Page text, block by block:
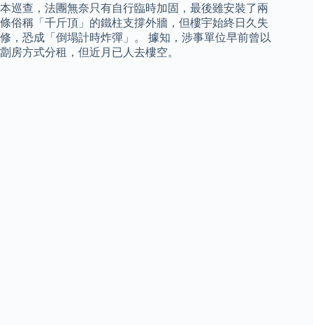
本巡查，法團無奈只有自行臨時加固，最後雖安裝了兩
條俗稱「千斤頂」的鐵柱支撐外牆，但樓宇始終日久失
修，恐成「倒塌計時炸彈」。 據知，涉事單位早前曾以
劏房方式分租，但近月已人去樓空。